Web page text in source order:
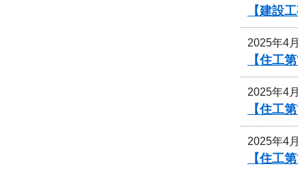
【建設
2025年4
【住工
2025年4
【住工
2025年4
【住工